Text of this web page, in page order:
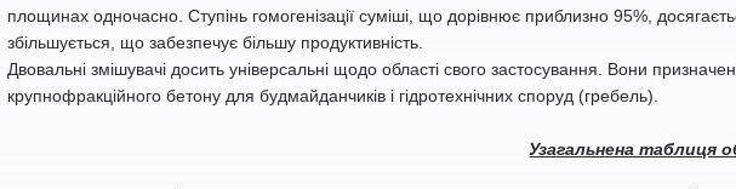
площинах одночасно. Ступінь гомогенізації суміші, що дорівнює приблизно 95%,
збільшується, що забезпечує більшу продуктивність.
Двовальні змішувачі досить універсальні щодо області свого застосування. Вони
крупнофракційного бетону для будмайданчиків і гідротехнічних споруд (гребель).
Узагальнена таблиця